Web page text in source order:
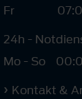
Fr
24h -
Mo - So
Kontakt &